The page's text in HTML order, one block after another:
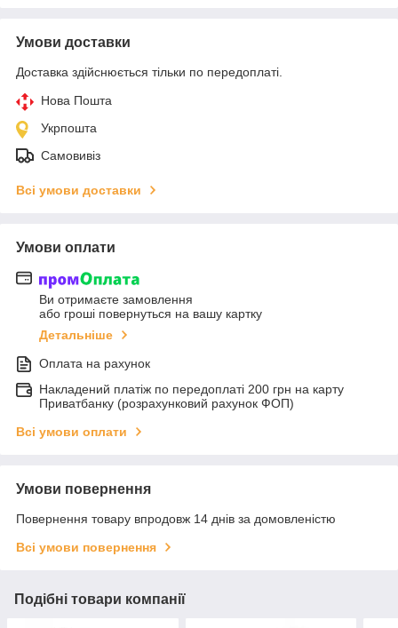
Умови доставки
Доставка здійснюється тільки по передоплаті.
Нова Пошта
Укрпошта
Самовивіз
Всі умови доставки
Умови оплати
Ви отримаєте замовлення
або гроші повернуться на вашу картку
Детальніше
Оплата на рахунок
Накладений платіж по передоплаті 200 грн на карту
Приватбанку (розрахунковий рахунок ФОП)
Всі умови оплати
Умови повернення
Повернення товару впродовж 14 днів за домовленістю
Всі умови повернення
Подібні товари компанії